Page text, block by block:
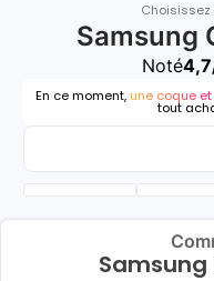
Samsung
Noté
En ce moment, une coque
tout
Samsung